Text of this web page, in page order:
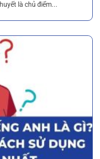
là chủ điểm...